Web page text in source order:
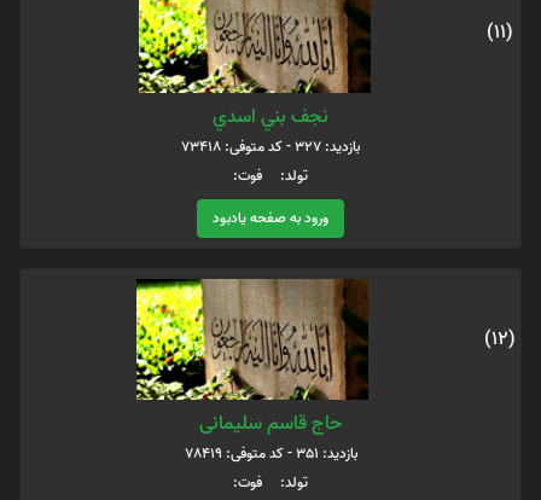
(11)
نجف بني اسدي
بازدید: 327 - کد متوفی: 73418
تولد: فوت:
ورود به صفحه یادبود
(12)
حاج قاسم سلیمانی
بازدید: 351 - کد متوفی: 78419
تولد: فوت: